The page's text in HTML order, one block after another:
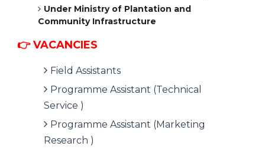
Under Ministry of Plantation and
Community Infrastructure
👉 VACANCIES
Field Assistants
Programme Assistant (Technical
Service )
Programme Assistant (Marketing
Research )